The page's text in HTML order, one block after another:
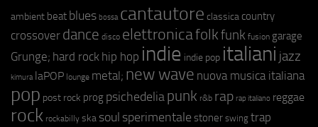
ambient beat blues bossa cantautore classica country
crossover dance disco elettronicafolkfunk fusion garage
Grunge; hard rock hip hop indie indie pop italiani jazz
kimura laPOP lounge metal; new wave nuova musica italiana
pop post rock prog psichedeliapunk r&b rap rap italiano reggae
rock rockabilly ska soul sperimentale stoner swing trap